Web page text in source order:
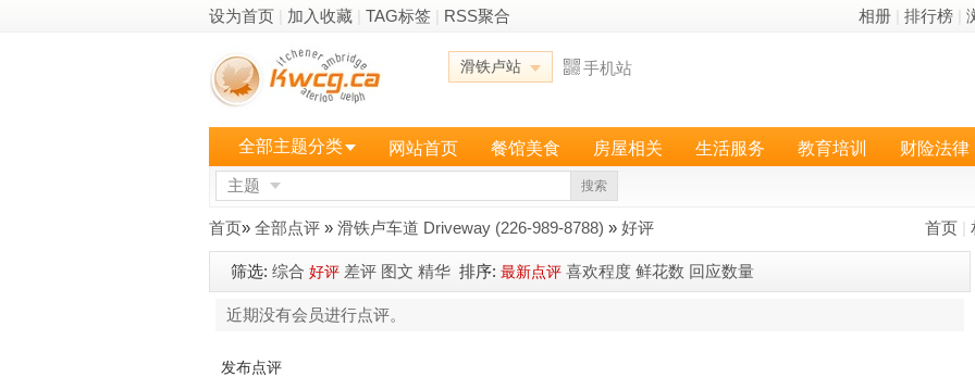
设为首页 加入收藏 TAG标签 RSS聚合 相册 排行榜
滑铁卢站 手机站
全部主题分类 网站首页 餐馆美食 房屋相关 生活服务 教育培训 财险法律
主题 搜索
首页
首页» 全部点评 » 滑铁卢车道 Driveway (226-989-8788) » 好评
筛选: 综合 好评 差评 图文 精华 排序: 最新点评 喜欢程度 鲜花数 回应数量
近期没有会员进行点评。
发布点评